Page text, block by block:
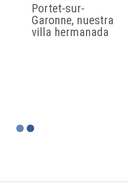
Portet-sur-
Garonne, nuestra
villa hermanada